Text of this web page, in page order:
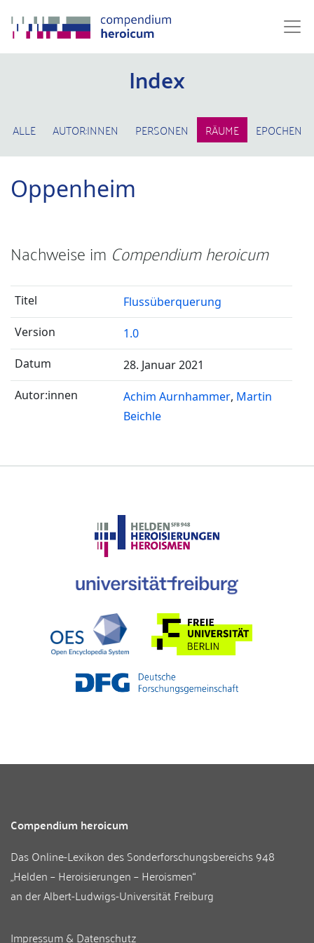
Index
ALLE AUTOR:INNEN PERSONEN RÄUME EPOCHEN
Oppenheim
Nachweise im Compendium heroicum
Flussüberquerung
1.0
28. Januar 2021
Achim Aurnhammer Martin
Beichle
Compendium heroicum
Das Online-Lexikon desSonderforschungsbereichs 948
„Helden – Heroisierungen – Heroismen“
an derAlbert-Ludwigs-Universität Freiburg
Impressum & Datenschutz